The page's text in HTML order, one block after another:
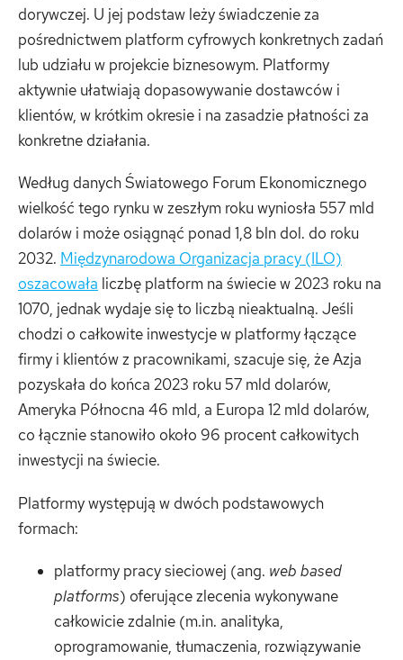
dorywczej. U jej podstaw leży świadczenie za
pośrednictwem platform cyfrowych konkretnych zadań
lub udziału w projekcie biznesowym. Platformy
aktywnie ułatwiają dopasowywanie dostawców i
klientów, w krótkim okresie i na zasadzie płatności za
konkretne działania.
Według danych Światowego Forum Ekonomicznego
wielkość tego rynku w zeszłym roku wyniosła 557 mld
dolarów i może osiągnąć ponad 1,8 bln dol. do roku
2032. Międzynarodowa Organizacja pracy (ILO)
oszacowała liczbę platform na świecie w 2023 roku na
1070, jednak wydaje się to liczbą nieaktualną. Jeśli
chodzi o całkowite inwestycje w platformy łączące
firmy i klientów z pracownikami, szacuje się, że Azja
pozyskała do końca 2023 roku 57 mld dolarów,
Ameryka Północna 46 mld, a Europa 12 mld dolarów,
co łącznie stanowiło około 96 procent całkowitych
inwestycji na świecie.
Platformy występują w dwóch podstawowych
formach:
platformy pracy sieciowej (ang. web based
platforms) oferujące zlecenia wykonywane
całkowicie zdalnie (m.in. analityka,
oprogramowanie, tłumaczenia, rozwiązywanie